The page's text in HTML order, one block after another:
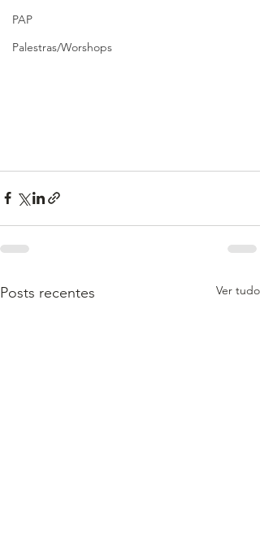
PAP
Palestras/Worshops
Posts recentes Ver tudo